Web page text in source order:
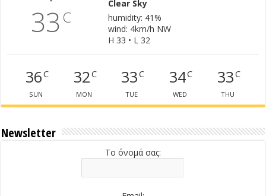
33C
Clear Sky
humidity: 41%
wind: 4km/h NW
H 33 • L 32
36C
SUN
32C
MON
33C
TUE
34C
WED
33C
THU
Newsletter
Το όνομά σας: